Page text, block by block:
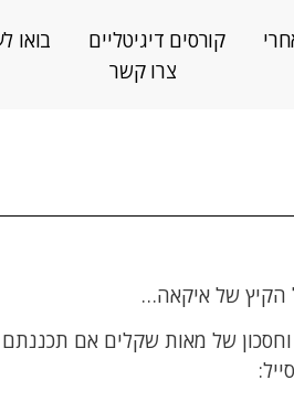
קורסים דיגיטליים בואו
צרו קשר
הקיץ של איקאה…
של מאות שקלים אם